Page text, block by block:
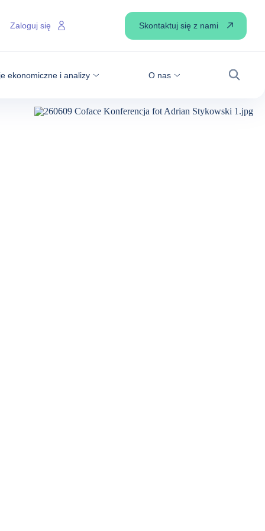
ekonomiczne i analizy O nas
Zaloguj się Skontaktuj się z nami